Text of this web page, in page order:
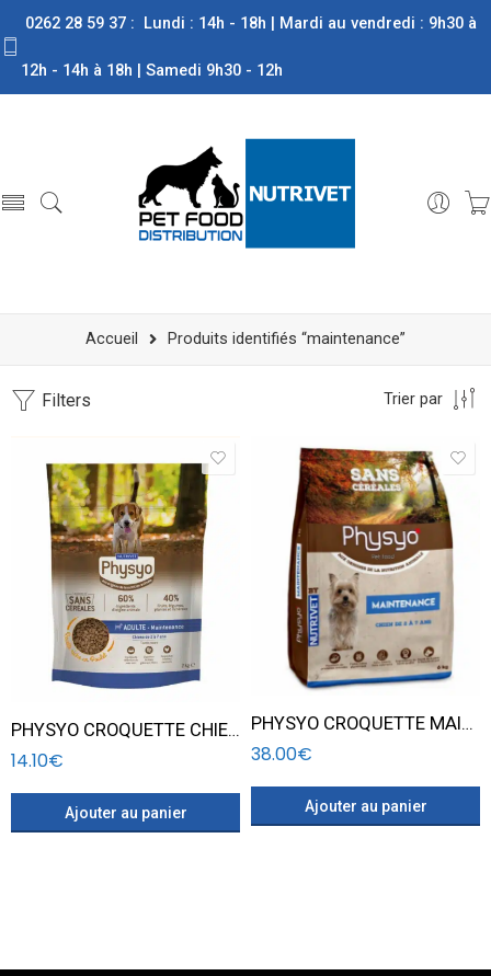
0262 28 59 37 : Lundi : 14h - 18h | Mardi au vendredi : 9h30 à
12h - 14h à 18h | Samedi 9h30 - 12h
Accueil Produits identifiés “maintenance”
Filters Trier par
PHYSYO CROQUETTE CHIEN MAINTENANCE POULET 2KG
14.10€
Ajouter au panier
PHYSYO CROQUETTE MAINTENANCE CHIEN POULET 6KG
38.00€
Ajouter au panier